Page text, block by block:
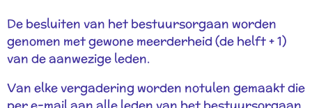
De besluiten van het bestuursorgaan worden
genomen met gewone meerderheid (de helft + 1)
van de aanwezige leden.
Van elke vergadering worden notulen gemaakt die